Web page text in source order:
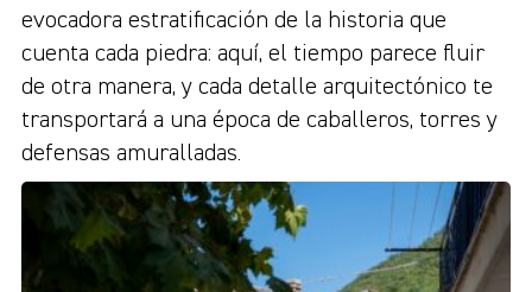
evocadora estratificación de la historia que
cuenta cada piedra: aquí, el tiempo parece fluir
de otra manera, y cada detalle arquitectónico te
transportará a una época de caballeros, torres y
defensas amuralladas.